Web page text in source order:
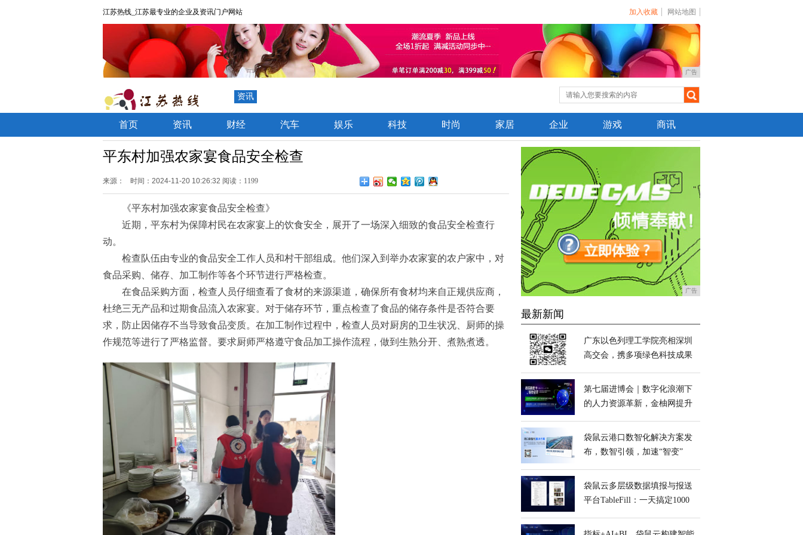
江苏热线_江苏最专业的企业及资讯门户网站 加入收藏 网站地图
广告
资讯
首页 资讯 财经 汽车 娱乐 科技 时尚 家居 企业 游戏 商讯
平东村加强农家宴食品安全检查
来源： 时间：2024-11-20 10:26:32 阅读：1199
《平东村加强农家宴食品安全检查》
近期，平东村为保障村民在农家宴上的饮食安全，展开了一场深入细致的食品安全检查行
动。
检查队伍由专业的食品安全工作人员和村干部组成。他们深入到举办农家宴的农户家中，对
食品采购、储存、加工制作等各个环节进行严格检查。
在食品采购方面，检查人员仔细查看了食材的来源渠道，确保所有食材均来自正规供应商，
杜绝三无产品和过期食品流入农家宴。对于储存环节，重点检查了食品的储存条件是否符合要
求，防止因储存不当导致食品变质。在加工制作过程中，检查人员对厨房的卫生状况、厨师的操
作规范等进行了严格监督。要求厨师严格遵守食品加工操作流程，做到生熟分开、煮熟煮透。
广告
最新新闻
广东以色列理工学院亮相深圳
高交会，携多项绿色科技成果
第七届进博会｜数字化浪潮下
的人力资源革新，金柚网提升
袋鼠云港口数智化解决方案发
布，数智引领，加速“智变”
袋鼠云多层级数据填报与报送
平台TableFill：一天搞定1000